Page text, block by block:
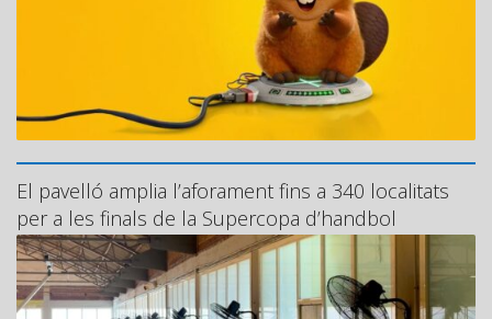
El pavelló amplia l’aforament fins a 340 localitats
per a les finals de la Supercopa d’handbol